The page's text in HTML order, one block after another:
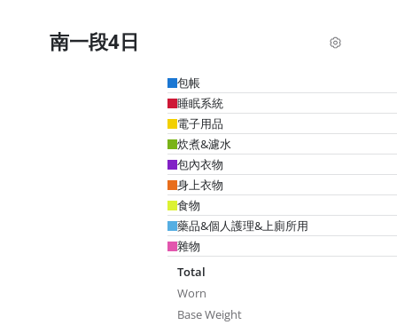
南一段4日
包帳
睡眠系統
電子用品
炊煮&濾水
包內衣物
身上衣物
食物
藥品&個人護理&上廁所用
雜物
Total
Worn
Base Weight